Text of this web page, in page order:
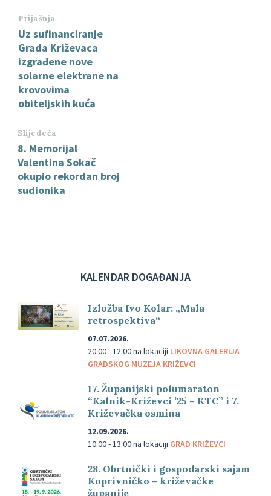
Prijašnja
Uz sufinanciranje
Grada Križevaca
izgrađene nove
solarne elektrane na
krovovima
obiteljskih kuća
Slijedeća
8. Memorijal
Valentina Sokač
okupio rekordan broj
sudionika
KALENDAR DOGAĐANJA
Izložba Ivo Kolar: „Mala
retrospektiva“
07.07.2026.
20:00 - 12:00na lokaciji LIKOVNA GALERIJA
GRADSKOG MUZEJA KRIŽEVCI
17. Županijski polumaraton
“Kalnik-Križevci ’25 – KTC” i 7.
Križevačka osmina
12.09.2026.
10:00 - 13:00na lokaciji GRAD KRIŽEVCI
28. Obrtnički i gospodarski sajam
Koprivničko – križevačke
županije